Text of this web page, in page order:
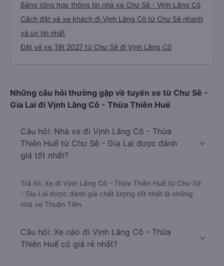
Bảng tổng hợp thông tin nhà xe Chư Sê - Vịnh Lăng Cô
Cách đặt vé xe khách đi Vịnh Lăng Cô từ Chư Sê nhanh
và uy tín nhất
Đặt vé xe Tết 2027 từ Chư Sê đi Vịnh Lăng Cô
Những câu hỏi thường gặp về tuyến xe từ Chư Sê -
Gia Lai đi Vịnh Lăng Cô - Thừa Thiên Huế
Câu hỏi: Nhà xe đi Vịnh Lăng Cô - Thừa
Thiên Huế từ Chư Sê - Gia Lai được đánh
giá tốt nhất?
Trả lời: Xe đi Vịnh Lăng Cô - Thừa Thiên Huế từ Chư Sê
- Gia Lai được đánh giá chất lượng tốt nhất là những
nhà xe Thuận Tiến.
Câu hỏi: Xe nào đi Vịnh Lăng Cô - Thừa
Thiên Huế có giá rẻ nhất?